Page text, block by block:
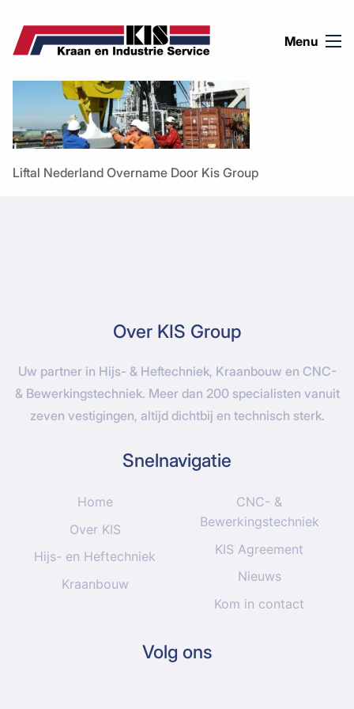
Menu
Liftal Nederland Overname Door Kis Group
Over KIS Group
Uw partner in Hijs- & Heftechniek, Kraanbouw en CNC-
& Bewerkingstechniek. Meer dan 200 specialisten vanuit
zeven vestigingen, altijd dichtbij en technisch sterk.
Snelnavigatie
Home
Over KIS
Hijs- en Heftechniek
Kraanbouw
CNC- &
Bewerkingstechniek
KIS Agreement
Nieuws
Kom in contact
Volg ons